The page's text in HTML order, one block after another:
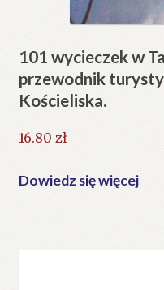
101 wycieczek w
przewodnik
Kościeliska.
16.80 zł
Dowiedz się więcej